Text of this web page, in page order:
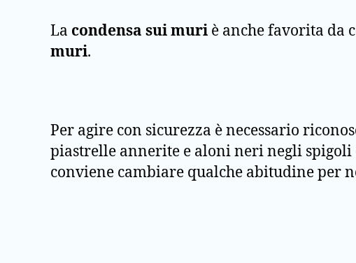
La condensa sui muri è anche favorita da
muri.
Per agire con sicurezza è necessario
piastrelle annerite e aloni neri negli spigoli
conviene cambiare qualche abitudine per